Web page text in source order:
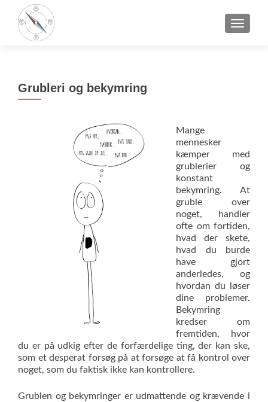
SLÅ
Grubleri og bekymring
Mange
mennesker
kæmper med
grublerier og
konstant
bekymring. At
gruble over
noget, handler
ofte om fortiden,
hvad der skete,
hvad du burde
have gjort
anderledes, og
hvordan du løser
dine problemer.
Bekymring
kredser om
fremtiden, hvor
du er på udkig efter de forfærdelige ting, der kan ske,
som et desperat forsøg på at forsøge at få kontrol over
noget, som du faktisk ikke kan kontrollere.
Grublen og bekymringer er udmattende og krævende i